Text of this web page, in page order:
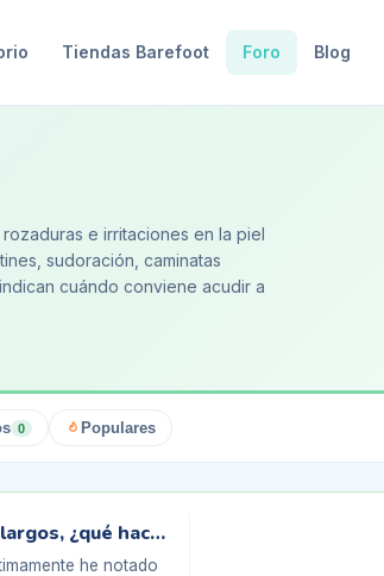
Tiendas Barefoot Foro Blog
e irritaciones en la piel
sudoración, caminatas
cuándo conviene acudir a
0 Populares
Rozaduras en los pies de un camarero tras turnos largos, ¿qué hacer?
he notado